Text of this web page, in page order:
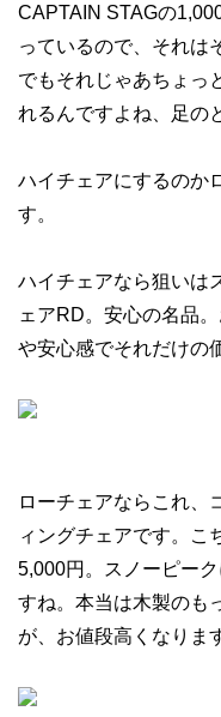
CAPTAIN STAGの
っているので、それは
でもそれじゃあちょっ
れるんですよね、足の
ハイチェアにするのか
す。
ハイチェアなら狙いは
ェアRD。安心の名品
や安心感でそれだけの
ローチェアならこれ、
ィングチェアです。こ
5,000円。スノーピー
すね。本当は木製のも
が、お値段高くなりま